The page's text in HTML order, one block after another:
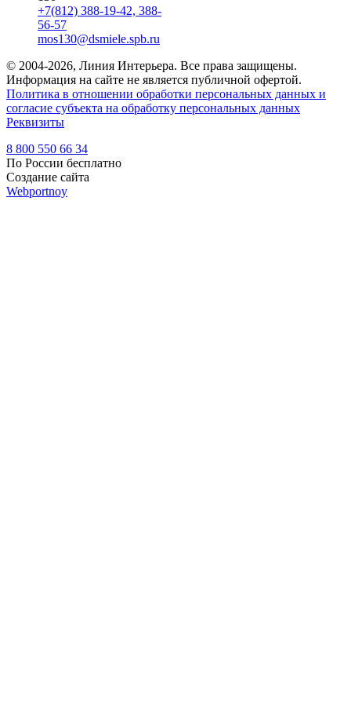
+7(812) 388-19-42, 388-
56-57
mos130@dsmiele.spb.ru
© 2004-2026, Линия Интерьера. Все права защищены.
Информация на сайте не является публичной офертой.
Политика в отношении обработки персональных данных и
согласие субъекта на обработку персональных данных
Реквизиты
8 800 550 66 34
По России бесплатно
Создание сайта
Webportnoy